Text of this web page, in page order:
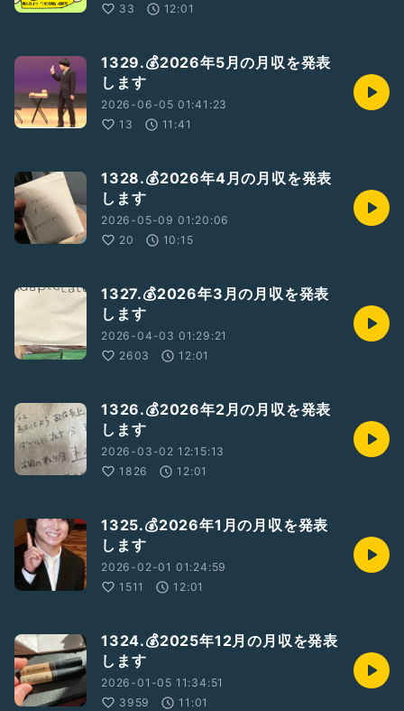
33
12:01
1329.💰2026年5月の月収を発表
します
2026-06-05 01:41:23
13
11:41
1328.💰2026年4月の月収を発表
します
2026-05-09 01:20:06
20
10:15
1327.💰2026年3月の月収を発表
します
2026-04-03 01:29:21
2603
12:01
1326.💰2026年2月の月収を発表
します
2026-03-02 12:15:13
1826
12:01
1325.💰2026年1月の月収を発表
します
2026-02-01 01:24:59
1511
12:01
1324.💰2025年12月の月収を発表
します
2026-01-05 11:34:51
3959
11:01